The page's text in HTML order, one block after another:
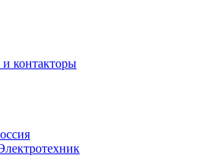
и контакторы